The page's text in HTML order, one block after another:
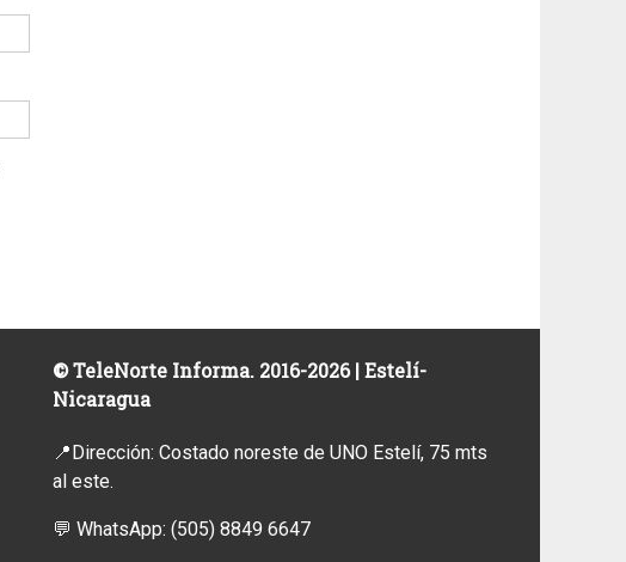
© TeleNorte Informa. 2016-2026 | Estelí-
Nicaragua
📍Dirección: Costado noreste de UNO Estelí, 75 mts
al este.
💬 WhatsApp:(505) 8849 6647